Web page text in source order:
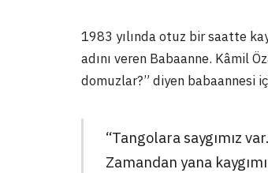
1983 yılında otuz bir saatte
adını veren Babaanne. Kâmil
domuzlar?” diyen babaannesi
“Tangolara saygımız var.
Zamandan yana